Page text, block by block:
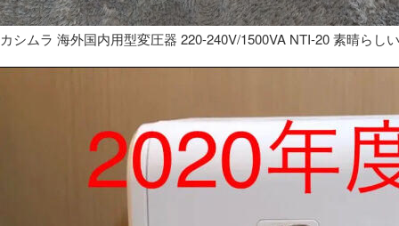
カシムラ 海外国内用型変圧器 220-240V/1500VA NTI-20 素晴らし